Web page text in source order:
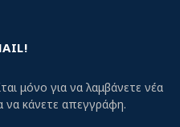
μόνο για να λαμβάνετε νέα
κάνετε απεγγράφη.